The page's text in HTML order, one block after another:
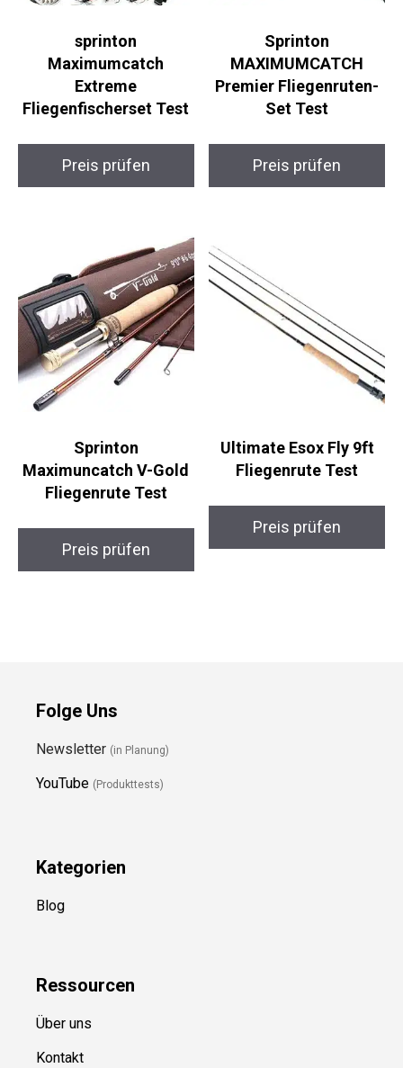
sprinton
Maximumcatch
Extreme
Fliegenfischerset Test
Preis prüfen
Sprinton
MAXIMUMCATCH
Premier Fliegenruten-
Set Test
Preis prüfen
Sprinton
Maximuncatch V-Gold
Fliegenrute Test
Preis prüfen
Ultimate Esox Fly 9ft
Fliegenrute Test
Preis prüfen
Folge Uns
Newsletter (in Planung)
YouTube (Produkttests)
Kategorien
Blog
Ressourcen
Über uns
Kontakt